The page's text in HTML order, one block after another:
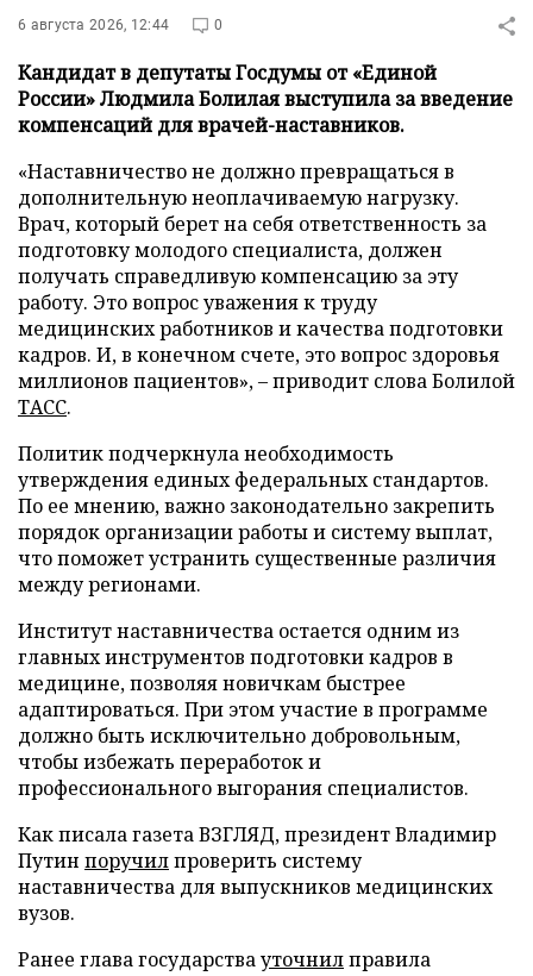
6 августа 2026, 12:44 0
Кандидат в депутаты Госдумы от «Единой
России» Людмила Болилая выступила за введение
компенсаций для врачей-наставников.
«Наставничество не должно превращаться в
дополнительную неоплачиваемую нагрузку.
Врач, который берет на себя ответственность за
подготовку молодого специалиста, должен
получать справедливую компенсацию за эту
работу. Это вопрос уважения к труду
медицинских работников и качества подготовки
кадров. И, в конечном счете, это вопрос здоровья
миллионов пациентов», – приводит слова Болилой
ТАСС.
Политик подчеркнула необходимость
утверждения единых федеральных стандартов.
По ее мнению, важно законодательно закрепить
порядок организации работы и систему выплат,
что поможет устранить существенные различия
между регионами.
Институт наставничества остается одним из
главных инструментов подготовки кадров в
медицине, позволяя новичкам быстрее
адаптироваться. При этом участие в программе
должно быть исключительно добровольным,
чтобы избежать переработок и
профессионального выгорания специалистов.
Как писала газета ВЗГЛЯД, президент Владимир
Путин поручилпроверить систему
наставничества для выпускников медицинских
вузов.
Ранее глава государствауточнилправила